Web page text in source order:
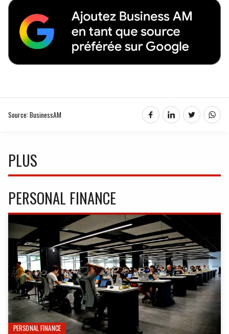
Source: BusinessAM
PLUS
PERSONAL FINANCE
PERSONAL FINANCE